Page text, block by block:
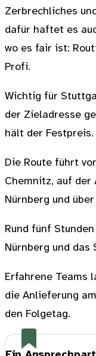
Zerbrechliches
dafür haftet es
wo es fair ist:
Profi.
Wichtig für
der Zieladresse
hält der Festpreis.
Die Route führt
Chemnitz, auf der
Nürnberg und
Rund fünf
Nürnberg und das
Erfahrene Teams
die Anlieferung
den Folgetag.